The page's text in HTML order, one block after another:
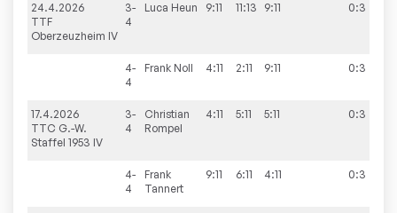
24.4.2026
TTF
Oberzeuzheim IV
3-
4
Luca Heun 9:11 11:13 9:11 0:3
4-
4
Frank Noll 4:11 2:11 9:11 0:3
17.4.2026
TTC G.-W.
Staffel 1953 IV
3-
4
Christian
Rompel
4:11 5:11 5:11 0:3
4-
4
Frank
Tannert
9:11 6:11 4:11 0:3